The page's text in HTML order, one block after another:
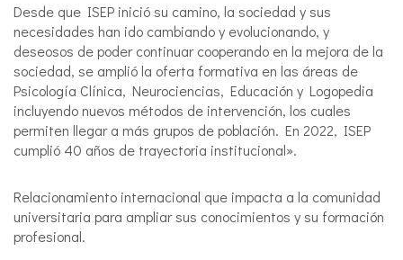
Desde que ISEP inició su camino, la sociedad y sus
necesidades han ido cambiando y evolucionando, y
deseosos de poder continuar cooperando en la mejora de la
sociedad, se amplió la oferta formativa en las áreas de
Psicología Clínica, Neurociencias, Educación y Logopedia
incluyendo nuevos métodos de intervención, los cuales
permiten llegar a más grupos de población. En 2022, ISEP
cumplió 40 años de trayectoria institucional».
Relacionamiento internacional que impacta a la comunidad
universitaria para ampliar sus conocimientos y su formación
profesional.